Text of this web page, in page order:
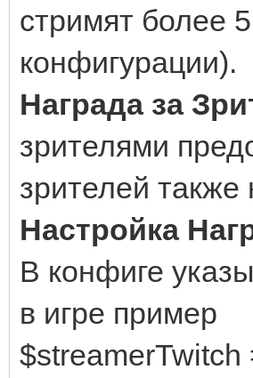
стримят более
конфигурации).
Награда за
зрителями
зрителей также
Настройка
В конфиге
в игре пример
$streamerTwitch